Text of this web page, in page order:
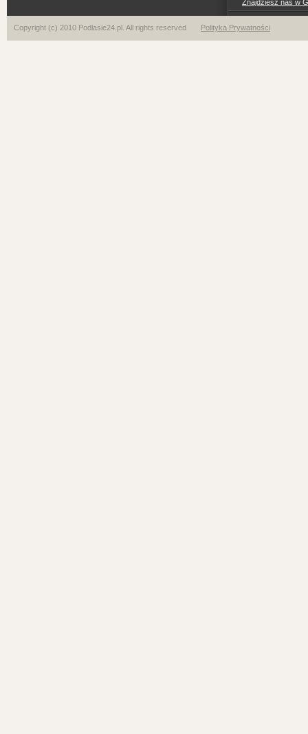
Znajdziesz nas w
Copyright (c) 2010 Podlasie24.pl. All rights reserved Polityka Prywatności